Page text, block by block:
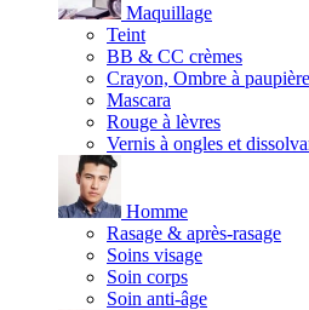
Maquillage
Teint
BB & CC crèmes
Crayon, Ombre à paupière
Mascara
Rouge à lèvres
Vernis à ongles et
Homme
Rasage & après-rasage
Soins visage
Soin corps
Soin anti-âge